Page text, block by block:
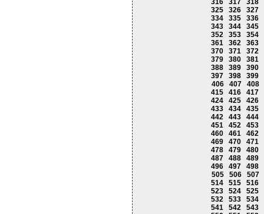
316
317
318
325
326
327
334
335
336
343
344
345
352
353
354
361
362
363
370
371
372
379
380
381
388
389
390
397
398
399
406
407
408
415
416
417
424
425
426
433
434
435
442
443
444
451
452
453
460
461
462
469
470
471
478
479
480
487
488
489
496
497
498
505
506
507
514
515
516
523
524
525
532
533
534
541
542
543